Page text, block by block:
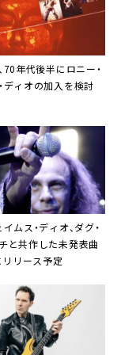
70年代後半にロニー・
ディオの加入を検討
ムス・ディオ、ダグ・
と共作した未発表曲
リース予定